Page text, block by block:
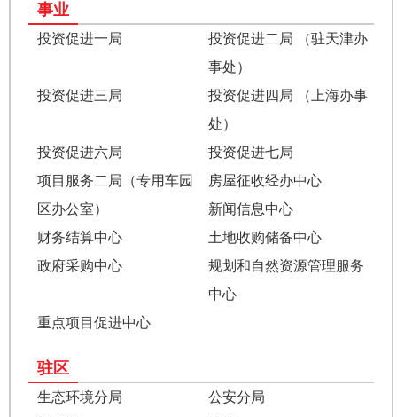
事业
投资促进一局
投资促进二局 （驻天津办
事处）
投资促进三局
投资促进四局 （上海办事
处）
投资促进六局
投资促进七局
项目服务二局（专用车园
区办公室）
房屋征收经办中心
新闻信息中心
财务结算中心
土地收购储备中心
政府采购中心
规划和自然资源管理服务
中心
重点项目促进中心
驻区
生态环境分局
公安分局